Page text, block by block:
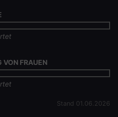
VON FRAUEN
Stand 01.06.2026